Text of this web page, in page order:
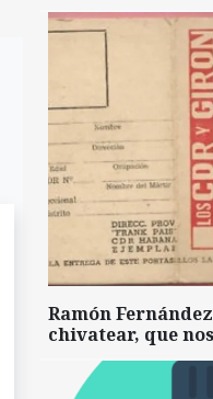
Ramón
chivatear, que